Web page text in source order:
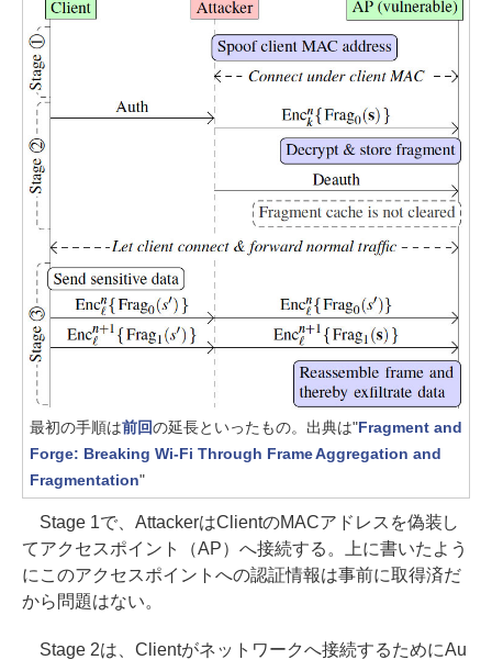
最初の手順は前回の延長といったもの。出典は"Fragment and
Forge: Breaking Wi-Fi Through Frame Aggregation and
Fragmentation"
Stage 1で、AttackerはClientのMACアドレスを偽装し
てアクセスポイント（AP）へ接続する。上に書いたよう
にこのアクセスポイントへの認証情報は事前に取得済だ
から問題はない。
Stage 2は、Clientがネットワークへ接続するためにAu